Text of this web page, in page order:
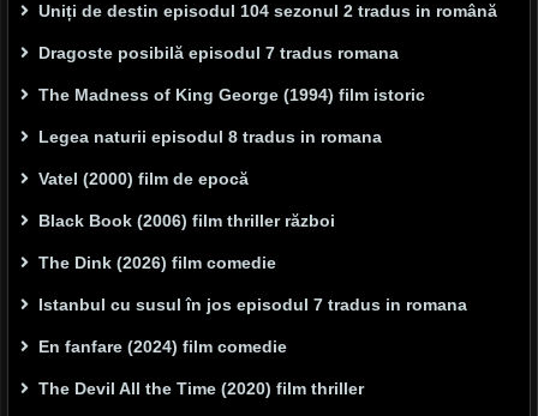
Uniți de destin episodul 104 sezonul 2 tradus in română
Dragoste posibilă episodul 7 tradus romana
The Madness of King George (1994) film istoric
Legea naturii episodul 8 tradus in romana
Vatel (2000) film de epocă
Black Book (2006) film thriller război
The Dink (2026) film comedie
Istanbul cu susul în jos episodul 7 tradus in romana
En fanfare (2024) film comedie
The Devil All the Time (2020) film thriller